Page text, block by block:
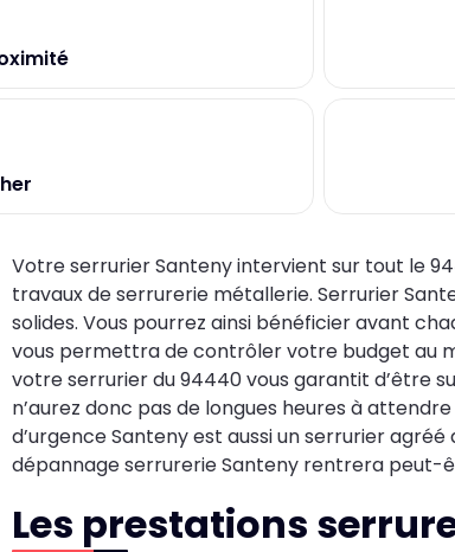
Votre serrurier Santeny intervient sur tout le
travaux de serrurerie métallerie. Serrurier
solides. Vous pourrez ainsi bénéficier avant
vous permettra de contrôler votre budget au
votre serrurier du 94440 vous garantit d’être
n’aurez donc pas de longues heures à
d’urgence Santeny est aussi un serrurier
dépannage serrurerie Santeny rentrera peut-
Les prestations